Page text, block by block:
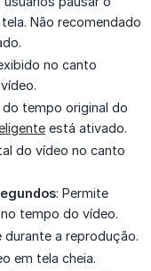
Não recomendado
no canto
do tempo original do
está ativado.
do vídeo no canto
: Permite
tempo do vídeo.
durante a reprodução.
em tela cheia.